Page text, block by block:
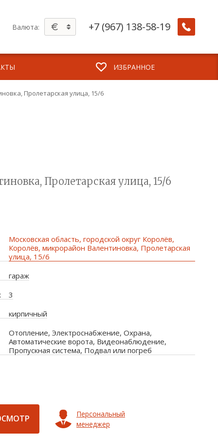
Валюта: +7 (967) 138-58-19
ИЗБРАННОЕ
Пролетарская улица, 15/6
Пролетарская улица, 15/6
Московская область, городской округ Королёв,
Королёв, микрорайон Валентиновка, Пролетарская
улица, 15/6
гараж
3
кирпичный
Отопление, Электроснабжение, Охрана,
Автоматические ворота, Видеонаблюдение,
Пропускная система, Подвал или погреб
Персональный
менеджер